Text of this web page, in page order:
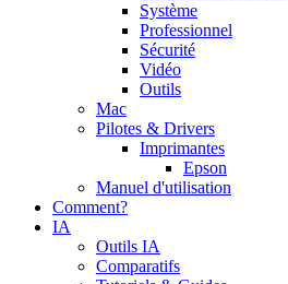
Système
Professionnel
Sécurité
Vidéo
Outils
Mac
Pilotes & Drivers
Imprimantes
Epson
Manuel d'utilisation
Comment?
IA
Outils IA
Comparatifs